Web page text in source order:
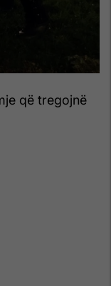
që tregojnë